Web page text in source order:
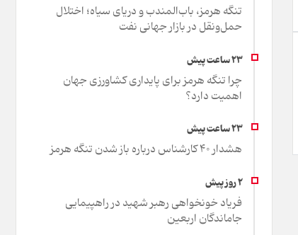
تنگه هرمز، باب‌المندب و دریای سیاه؛ اختلال
حمل‌ونقل در بازار جهانی نفت
چرا تنگه هرمز برای پایداری کشاورزی جهان
اهمیت دارد؟
هشدار 40 کارشناس درباره باز شدن تنگه هرمز
فریاد خونخواهی رهبر شهید در راهپیمایی
جاماندگان اربعین